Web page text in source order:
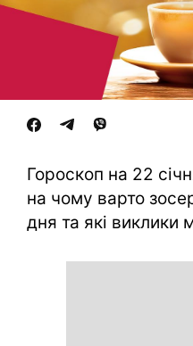
Гороскоп на 22
на чому варто
дня та які виклики